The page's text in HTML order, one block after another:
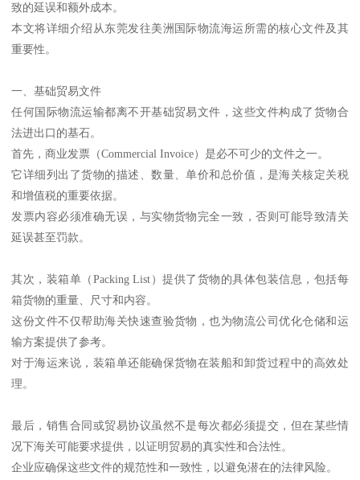
致的延误和额外成本。
本文将详细介绍从东莞发往美洲国际物流海运所需的核心文件及其
重要性。
一、基础贸易文件
任何国际物流运输都离不开基础贸易文件，这些文件构成了货物合
法进出口的基石。
首先，商业发票（Commercial Invoice）是必不可少的文件之一。
它详细列出了货物的描述、数量、单价和总价值，是海关核定关税
和增值税的重要依据。
发票内容必须准确无误，与实物货物完全一致，否则可能导致清关
延误甚至罚款。
其次，装箱单（Packing List）提供了货物的具体包装信息，包括每
箱货物的重量、尺寸和内容。
这份文件不仅帮助海关快速查验货物，也为物流公司优化仓储和运
输方案提供了参考。
对于海运来说，装箱单还能确保货物在装船和卸货过程中的高效处
理。
最后，销售合同或贸易协议虽然不是每次都必须提交，但在某些情
况下海关可能要求提供，以证明贸易的真实性和合法性。
企业应确保这些文件的规范性和一致性，以避免潜在的法律风险。